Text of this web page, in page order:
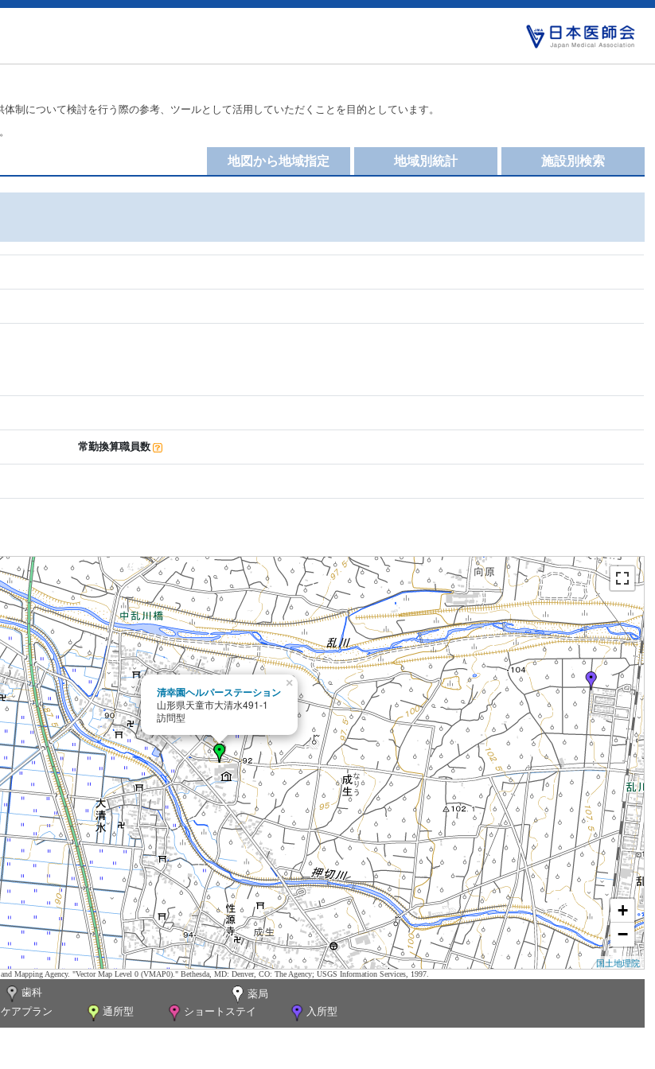
制について検討を行う際の参考、ツールとして活用していただくことを目的としています。
施設別検索
地域別統計
地図から地域指定
常勤換算職員数
清幸園ヘルパーステーション
山形県天童市大清水491-1
訪問型
×
+
−
国土地理院
Mapping Agency. "Vector Map Level 0 (VMAP0)." Bethesda, MD: Denver, CO: The Agency; USGS Information Services, 1997.
歯科
薬局
ケアプラン 通所型 ショートステイ 入所型